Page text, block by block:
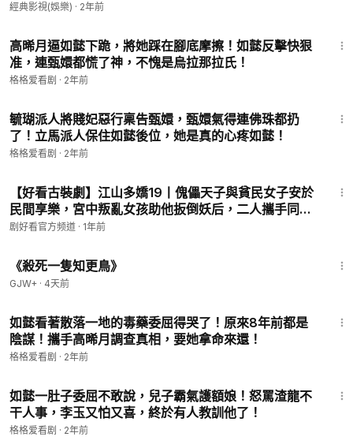
經典影視(娛樂) · 2年前
高晞月逼如懿下跪，將她踩在腳底摩擦！如懿反擊快狠
准，連甄嬛都慌了神，不愧是烏拉那拉氏！
格格爱看剧 · 2年前
毓瑚派人將賤妃惡行稟告甄嬛，甄嬛氣得連佛珠都扔
了！立馬派人保住如懿後位，她是真的心疼如懿！
格格爱看剧 · 2年前
【好看古裝劇】江山多嬌19丨傀儡天子與貧民女子安於
民間享樂，宮中叛亂女孩助他扳倒妖后，二人攜手同登
帝后之位#姜潮 #張檬 #全集 #好看
剧好看官方频道 · 1年前
《殺死一隻知更鳥》
GJW+ · 4天前
如懿看著散落一地的毒藥委屈得哭了！原來8年前都是
陰謀！攜手高晞月調查真相，要她拿命來還！
格格爱看剧 · 2年前
如懿一肚子委屈不敢說，兒子霸氣護額娘！怒罵渣龍不
干人事，李玉又怕又喜，終於有人教訓他了！
格格爱看剧 · 2年前